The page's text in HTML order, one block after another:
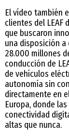
El vídeo también
clientes del LEAF
que buscaron
una disposición a
28.000 millones
conducción de
de vehículos
autonomía sin
directamente en
Europa, donde
conectividad
altas que nunca.